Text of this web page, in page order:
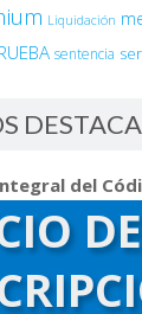
Liquidación
sentencia
del
DE